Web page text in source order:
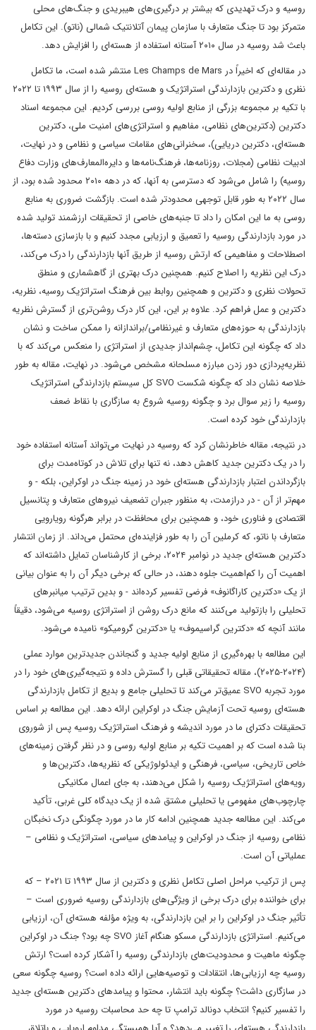
روسیه و درک تهدیدی که بیشتر بر درگیری‌های هیبریدی و جنگ‌های محلی
متمرکز بود تا جنگ متعارف با سازمان پیمان آتلانتیک شمالی (ناتو). این تکامل
باعث شد روسیه در سال ۲۰۱۰ آستانه استفاده از هسته‌ای را افزایش دهد.
در مقاله‌ای که اخیراً در Les Champs de Mars منتشر شده است، ما تکامل
نظری و دکترین بازدارندگی استراتژیک و هسته‌ای روسیه را از سال ۱۹۹۳ تا ۲۰۲۲
با تکیه بر مجموعه بزرگی از منابع اولیه روسی بررسی کردیم. این مجموعه اسناد
دکترین (دکترین‌های نظامی، مفاهیم و استراتژی‌های امنیت ملی، دکترین
هسته‌ای، دکترین دریایی)، سخنرانی‌های مقامات سیاسی و نظامی و در نهایت،
ادبیات نظامی (مجلات، روزنامه‌ها، فرهنگ‌نامه‌ها و دایره‌المعارف‌های وزارت دفاع
روسیه) را شامل می‌شود که دسترسی به آنها، که در دهه ۲۰۱۰ محدود شده بود، از
سال ۲۰۲۲ به طور قابل توجهی محدودتر شده است. بازگشت ضروری به منابع
روسی به ما این امکان را داد تا جنبه‌های خاصی از تحقیقات ارزشمند تولید شده
در مورد بازدارندگی روسیه را تعمیق و ارزیابی مجدد کنیم و با بازسازی دسته‌ها،
اصطلاحات و مفاهیمی که ارتش روسیه از طریق آنها بازدارندگی را درک می‌کند،
درک این نظریه را اصلاح کنیم. همچنین درک بهتری از گاهشماری و منطق
تحولات نظری و دکترین و همچنین روابط بین فرهنگ استراتژیک روسیه، نظریه،
دکترین و عمل فراهم کرد. علاوه بر این، این کار درک روشن‌تری از گسترش نظریه
بازدارندگی به حوزه‌های متعارف و غیرنظامی/براندازانه را ممکن ساخت و نشان
داد که چگونه این تکامل، چشم‌انداز جدیدی از استراتژی را منعکس می‌کند که با
نظریه‌پردازی دور زدن مبارزه مسلحانه مشخص می‌شود. در نهایت، مقاله به طور
خلاصه نشان داد که چگونه شکست SVO کل سیستم بازدارندگی استراتژیک
روسیه را زیر سوال برد و چگونه روسیه شروع به سازگاری با نقاط ضعف
بازدارندگی خود کرده است.
در نتیجه، مقاله خاطرنشان کرد که روسیه در نهایت می‌تواند آستانه استفاده خود
را در یک دکترین جدید کاهش دهد، نه تنها برای تلاش در کوتاه‌مدت برای
بازگرداندن اعتبار بازدارندگی هسته‌ای خود در زمینه جنگ در اوکراین، بلکه - و
مهم‌تر از آن - در درازمدت، به منظور جبران تضعیف نیروهای متعارف و پتانسیل
اقتصادی و فناوری خود، و همچنین برای محافظت در برابر هرگونه رویارویی
متعارف با ناتو، که کرملین آن را به طور فزاینده‌ای محتمل می‌داند. از زمان انتشار
دکترین هسته‌ای جدید در نوامبر ۲۰۲۴، برخی از کارشناسان تمایل داشته‌اند که
اهمیت آن را کم‌اهمیت جلوه دهند، در حالی که برخی دیگر آن را به عنوان بیانی
از یک «دکترین کاراگانوف» فرضی تفسیر کرده‌اند - و بدین ترتیب میانبرهای
تحلیلی را بازتولید می‌کنند که مانع درک روشن از استراتژی روسیه می‌شود، دقیقاً
مانند آنچه که «دکترین گراسیموف» یا «دکترین گرومیکو» نامیده می‌شود.
این مطالعه با بهره‌گیری از منابع اولیه جدید و گنجاندن جدیدترین موارد عملی
(۲۰۲۴-۲۰۲۵)، مقاله تحقیقاتی قبلی را گسترش داده و نتیجه‌گیری‌های خود را در
مورد تجربه SVO عمیق‌تر می‌کند تا تحلیلی جامع و بدیع از تکامل بازدارندگی
هسته‌ای روسیه تحت آزمایش جنگ در اوکراین ارائه دهد. این مطالعه بر اساس
تحقیقات دکترای ما در مورد اندیشه و فرهنگ استراتژیک روسیه پس از شوروی
بنا شده است که بر اهمیت تکیه بر منابع اولیه روسی و در نظر گرفتن زمینه‌های
خاص تاریخی، سیاسی، فرهنگی و ایدئولوژیکی که نظریه‌ها، دکترین‌ها و
رویه‌های استراتژیک روسیه را شکل می‌دهند، به جای اعمال مکانیکی
چارچوب‌های مفهومی یا تحلیلی مشتق شده از یک دیدگاه کلی غربی، تأکید
می‌کند. این مطالعه جدید همچنین ادامه کار ما در مورد چگونگی درک نخبگان
نظامی روسیه از جنگ در اوکراین و پیامدهای سیاسی، استراتژیک و نظامی –
عملیاتی آن است.
پس از ترکیب مراحل اصلی تکامل نظری و دکترین از سال ۱۹۹۳ تا ۲۰۲۱ – که
برای خواننده برای درک برخی از ویژگی‌های بازدارندگی روسیه ضروری است –
تأثیر جنگ در اوکراین را بر این بازدارندگی، به ویژه مؤلفه هسته‌ای آن، ارزیابی
می‌کنیم. استراتژی بازدارندگی مسکو هنگام آغاز SVO چه بود؟ جنگ در اوکراین
چگونه ماهیت و محدودیت‌های بازدارندگی روسیه را آشکار کرده است؟ ارتش
روسیه چه ارزیابی‌ها، انتقادات و توصیه‌هایی ارائه داده است؟ روسیه چگونه سعی
در سازگاری داشت؟ چگونه باید انتشار، محتوا و پیامدهای دکترین هسته‌ای جدید
را تفسیر کنیم؟ انتخاب دونالد ترامپ تا چه حد محاسبات روسیه در مورد